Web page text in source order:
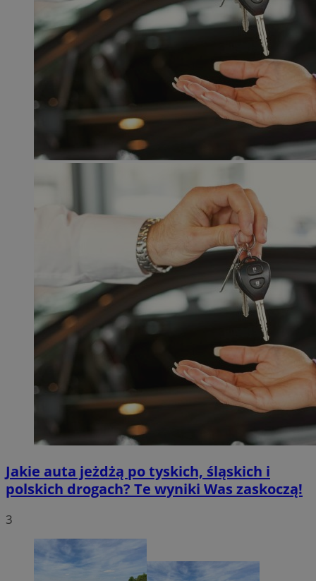
Jakie auta jeżdżą po tyskich, śląskich i
polskich drogach? Te wyniki Was zaskoczą!
3